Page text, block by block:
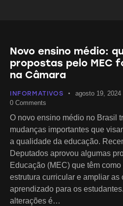
Novo ensino médio:
propostas pelo MEC
na Câmara
INFORMATIVOS agosto 19, 2024
0 Comments
O novo ensino médio no Brasil
mudanças importantes que
a qualidade da educação.
Deputados aprovou algumas
Educação (MEC) que têm
estrutura curricular e ampliar as
aprendizado para os
alterações é…